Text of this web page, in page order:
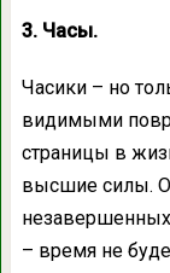
3. Часы.
Часики – но
видимыми
страницы в
высшие силы.
– время не